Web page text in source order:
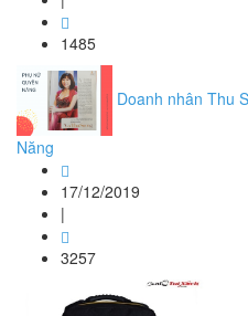
1485
Doanh nhân Thu
Năng
17/12/2019
|
3257